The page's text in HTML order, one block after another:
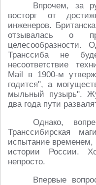
Впрочем, за
восторг от
инженеров.
отзывалась о
целесообразности.
Транссиба не
несоответствие
Mail в 1900-м
годится", а
мыльный пузырь".
два года пути
Однако,
Транссибирская
испытание
истории России.
непросто.
Впервые